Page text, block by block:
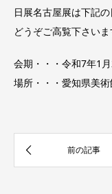
日展名古屋展は下記の
どうぞご高覧下さいま
会期・・・令和7年1
場所・・・愛知県美